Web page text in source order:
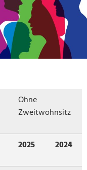
Ohne
Zweitwohnsitz
2025 2024